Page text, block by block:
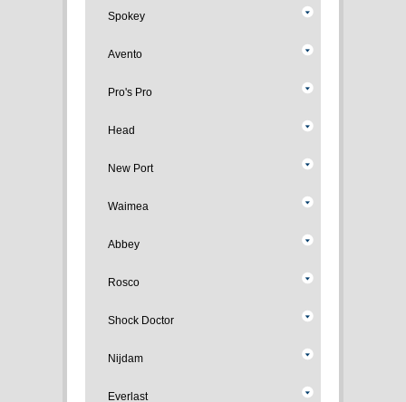
Spokey
Avento
Pro's Pro
Head
New Port
Waimea
Abbey
Rosco
Shock Doctor
Nijdam
Everlast